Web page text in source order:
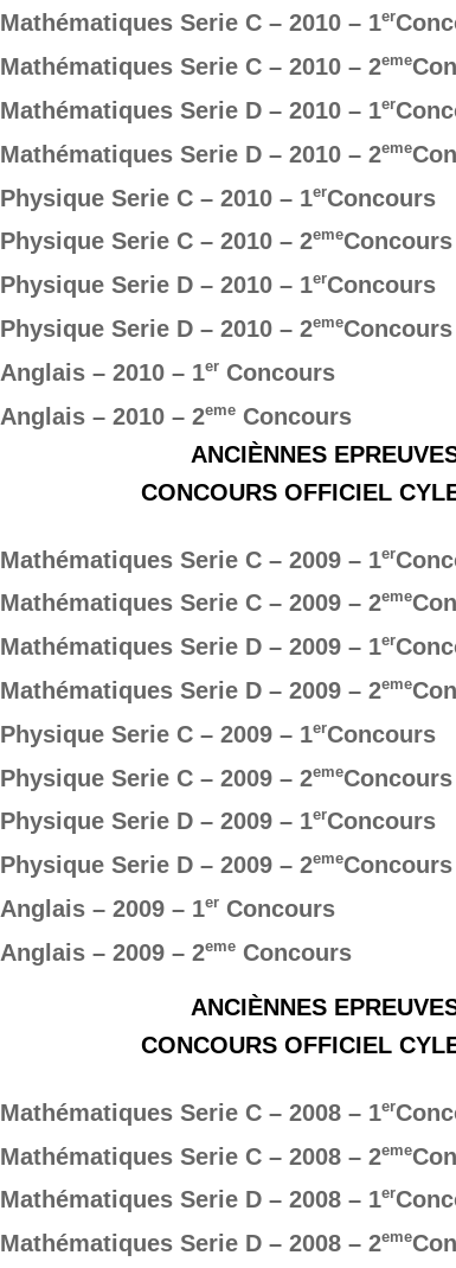
Mathématiques Serie C – 2010 – 1er
Mathématiques Serie C – 2010 – 2eme
Mathématiques Serie D – 2010 – 1er
Mathématiques Serie D – 2010 – 2eme
Physique Serie C – 2010 – 1erConcours
Physique Serie C – 2010 – 2emeConcours
Physique Serie D – 2010 – 1erConcours
Physique Serie D – 2010 – 2emeConcours
Anglais – 2010 – 1er Concours
Anglais – 2010 – 2eme Concours
ANCIÈNNES
CONCOURS OFFICIEL
Mathématiques Serie C – 2009 – 1er
Mathématiques Serie C – 2009 – 2eme
Mathématiques Serie D – 2009 – 1er
Mathématiques Serie D – 2009 – 2eme
Physique Serie C – 2009 – 1erConcours
Physique Serie C – 2009 – 2emeConcours
Physique Serie D – 2009 – 1erConcours
Physique Serie D – 2009 – 2emeConcours
Anglais – 2009 – 1er Concours
Anglais – 2009 – 2eme Concours
ANCIÈNNES
CONCOURS OFFICIEL
Mathématiques Serie C – 2008 – 1er
Mathématiques Serie C – 2008 – 2eme
Mathématiques Serie D – 2008 – 1er
Mathématiques Serie D – 2008 – 2eme